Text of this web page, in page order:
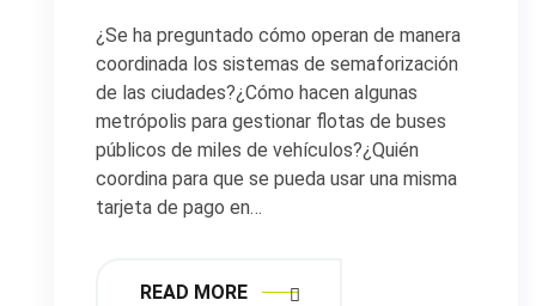
¿Se ha preguntado cómo operan de manera
coordinada los sistemas de semaforización
de las ciudades?¿Cómo hacen algunas
metrópolis para gestionar flotas de buses
públicos de miles de vehículos?¿Quién
coordina para que se pueda usar una misma
tarjeta de pago en…
READ MORE